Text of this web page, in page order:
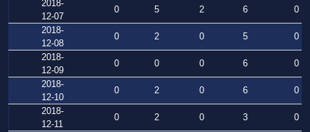
2018-
12-07
0 5 2 6
0
2018-
12-08
0 2 0 5
0
2018-
12-09
0 0 0 6
0
2018-
12-10
0 2 0 6
0
2018-
12-11
0 2 0 3
0